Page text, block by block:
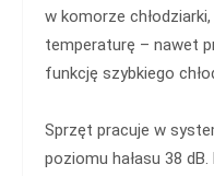
w komorze
temperaturę – nawet
funkcję szybkiego
Sprzęt pracuje w
poziomu hałasu 38